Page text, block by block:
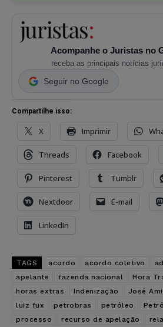
Acompanhe o Juristas no
receba as principais notícias
Seguir no Google
Compartilhe isso:
X Imprimir
Threads Facebook
Pinterest Tumblr
Nextdoor E-mail
LinkedIn
TAGS acordo acordo coletivo
apelante
fazenda nacional
Hora
horas extras
Indenização
José
luiz fux
petrobras petróleo
processo
recurso de apelação